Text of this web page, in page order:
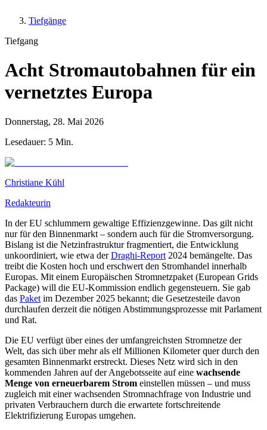
Tiefgänge
Tiefgang
Acht Stromautobahnen für ein
vernetztes Europa
Donnerstag, 28. Mai 2026
Lesedauer: 5 Min.
Christiane Kühl
Redakteurin
In der EU schlummern gewaltige Effizienzgewinne. Das gilt nicht
nur für den Binnenmarkt – sondern auch für die Stromversorgung.
Bislang ist die Netzinfrastruktur fragmentiert, die Entwicklung
unkoordiniert, wie etwa derDraghi-Report 2024 bemängelte. Das
treibt die Kosten hoch und erschwert den Stromhandel innerhalb
Europas. Mit einem Europäischen Stromnetzpaket (European Grids
Package) will die EU-Kommission endlich gegensteuern. Sie gab
das Paket im Dezember 2025 bekannt; die Gesetzesteile davon
durchlaufen derzeit die nötigen Abstimmungsprozesse mit Parlament
und Rat.
Die EU verfügt über eines der umfangreichsten Stromnetze der
Welt, das sich über mehr als elf Millionen Kilometer quer durch den
gesamten Binnenmarkt erstreckt. Dieses Netz wird sich in den
kommenden Jahren auf der Angebotsseite auf eine wachsende
Menge von erneuerbarem Strom einstellen müssen – und muss
zugleich mit einer wachsenden Stromnachfrage von Industrie und
privaten Verbrauchern durch die erwartete fortschreitende
Elektrifizierung Europas umgehen.